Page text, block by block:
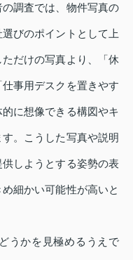
調査では、物件写真の
びのポイントとして上
だけの写真より、「休
事用デスクを置きやす
に想像できる構図やキ
。こうした写真や説明
しようとする姿勢の表
細かい可能性が高いと
うかを見極めるうえで